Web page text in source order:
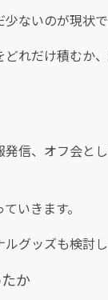
ないのが現状で
どれだけ積む
信、オフ会と
いきます。
グッズも検討
か